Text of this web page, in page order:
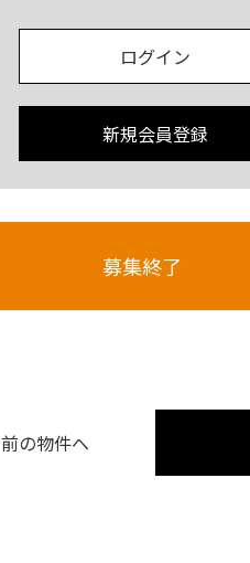
-
-
ログイン
新規会員登録
募集終了
前の物件へ